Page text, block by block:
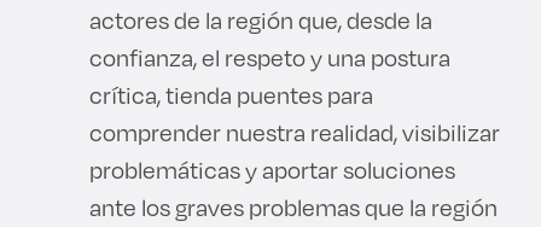
actores de la región que, desde la
confianza, el respeto y una postura
crítica, tienda puentes para
comprender nuestra realidad, visibilizar
problemáticas y aportar soluciones
ante los graves problemas que la región